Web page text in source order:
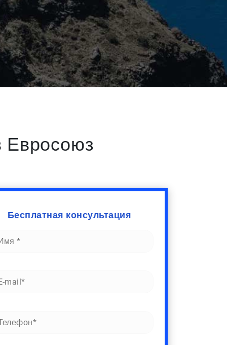
Евросоюз
Бесплатная консультация